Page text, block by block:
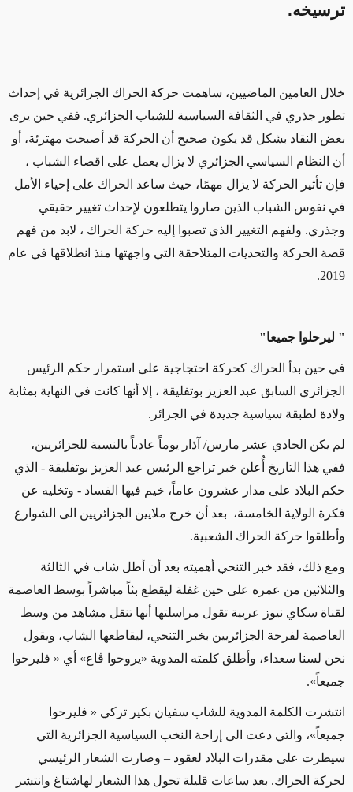
ترسيخه.
خلال العامين الماضيين، ساهمت حركة الحراك الجزائرية في إحداث
تطور جذري في الثقافة السياسية للشباب الجزائري. ففي حين يرى
بعض النقاد بشكل قد يكون صحيح أن الحركة قد أصبحت مهترئة، أو
أن النظام السياسي الجزائري لا يزال يعمل على اقصاء الشباب ،
فإن تأثير الحركة لا يزال مهمًا، حيث ساعد الحراك على إحياء الأمل
في نفوس الشباب الذين صاروا يتطلعون لإحداث تغيير حقيقي
وجذري. ولفهم التغيير الذي تصبوا إليه حركة الحراك ، لابد من فهم
قصة الحركة والتحديات المتلاحقة التي واجهتها منذ انطلاقها في عام
2019.
" ليرحلوا جميعا"
في حين بدأ الحراك كحركة احتجاجية على استمرار حكم الرئيس
الجزائري السابق عبد العزيز بوتفليقة ، إلا أنها كانت في النهاية بمثابة
ولادة لطبقة سياسية جديدة في الجزائر.
لم يكن الحادي عشر مارس/ آذار يوماً عادياً بالنسبة للجزائريين،
ففي هذا التاريخ أُعلن خبر تراجع الرئيس عبد العزيز بوتفليقة - الذي
حكم البلاد على مدار عشرون عاماً، خيم فيها الفساد - وتخليه عن
فكرة الولاية الخامسة، بعد أن خرج ملايين الجزائريين الى الشوارع
وأطلقوا حركة الحراك الشعبية.
ومع ذلك، فقد خبر التنحي أهميته بعد أن أطل شاب في الثالثة
والثلاثين من عمره على حين غفلة ليقطع بثاً مباشراً بوسط العاصمة
لقناة سكاي نيوز عربية تقول مراسلتها أنها تنقل مشاهد من وسط
العاصمة لفرحة الجزائريين بخبر التنحي، ليقاطعها الشاب، ويقول
نحن لسنا سعداء، وأطلق كلمته المدوية «يروحوا ڤاع» أي « فليرحوا
جميعاً».
انتشرت الكلمة المدوية للشاب سفيان بكير تركي « فليرحوا
جميعاً»، والتي دعت الى إزاحة النخب السياسية الجزائرية التي
سيطرت على مقدرات البلاد لعقود – وصارت الشعار الرئيسي
لحركة الحراك. بعد ساعات قليلة تحول هذا الشعار لهاشتاغ وانتشر